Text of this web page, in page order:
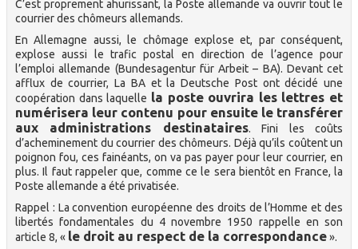
Dossiers
Brèves
C’est proprement ahurissant, la Poste allemande va ouvrir tout le
courrier des chômeurs allemands.
En Allemagne aussi, le chômage explose et, par conséquent,
explose aussi le trafic postal en direction de l’agence pour
l’emploi allemande (Bundesagentur für Arbeit – BA). Devant cet
afflux de courrier, La BA et la Deutsche Post ont décidé une
coopération dans laquelle la poste ouvrira les lettres et
numérisera leur contenu pour ensuite le transférer
aux administrations destinataires. Fini les coûts
d’acheminement du courrier des chômeurs. Déjà qu’ils coûtent un
poignon fou, ces fainéants, on va pas payer pour leur courrier, en
plus. Il faut rappeler que, comme ce le sera bientôt en France, la
Poste allemande a été privatisée.
Rappel : La convention européenne des droits de l’Homme et des
libertés fondamentales du 4 novembre 1950 rappelle en son
article 8, « le droit au respect de la correspondance».